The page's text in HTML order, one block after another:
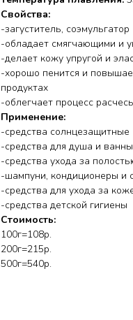
Свойства:
-загуститель, соэмульгатор
-обладает смягчающими и
-делает кожу упругой и
-хорошо пенится и
продуктах
-облегчает процесс
Применение:
-средства солнцезащитные
-средства для душа и
-средства ухода за
-шампуни, кондиционеры и
-средства для ухода за
-средства детской гигиены
Стоимость:
100г=108р.
200г=215р.
500г=540р.